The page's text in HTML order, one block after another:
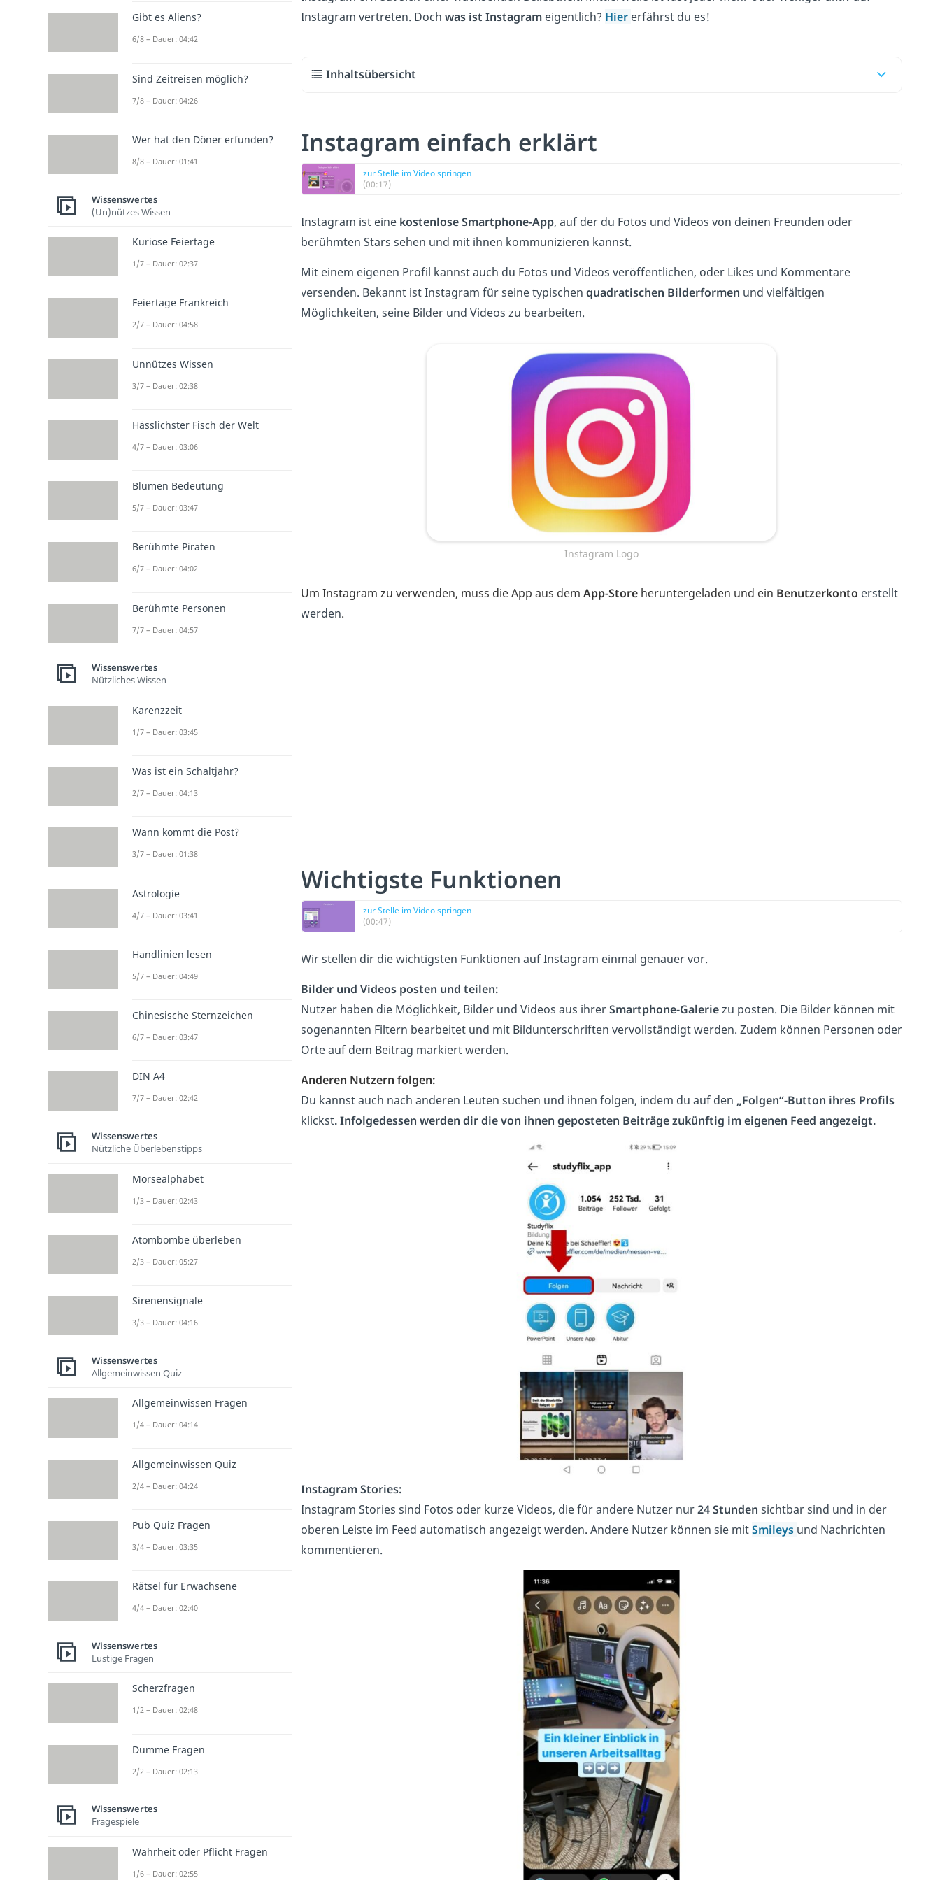
Instagram vertreten. Doch was ist Instagram eigentlich? Hier erfährst du es!
Inhaltsübersicht
Instagram einfach erklärt
zur Stelle im Video springen
(00:17)
Instagram ist eine kostenlose Smartphone-App, auf der du Fotos und Videos von deinen Freunden oder
berühmten Stars sehen und mit ihnen kommunizieren kannst.
Mit einem eigenen Profil kannst auch du Fotos und Videos veröffentlichen, oder Likes und Kommentare
versenden. Bekannt ist Instagram für seine typischen quadratischen Bilderformen und vielfältigen
Möglichkeiten, seine Bilder und Videos zu bearbeiten.
Instagram Logo
Um Instagram zu verwenden, muss die App aus dem App-Store heruntergeladen und ein Benutzerkonto erstellt
werden.
Wichtigste Funktionen
zur Stelle im Video springen
(00:47)
Wir stellen dir die wichtigsten Funktionen auf Instagram einmal genauer vor.
Bilder und Videos posten und teilen:
Nutzer haben die Möglichkeit, Bilder und Videos aus ihrerSmartphone-Galeriezu posten. Die Bilder können mit
sogenannten Filtern bearbeitet und mit Bildunterschriften vervollständigt werden. Zudem können Personen oder
Orte auf dem Beitrag markiert werden.
Anderen Nutzern folgen:
Du kannst auch nach anderen Leuten suchen und ihnen folgen, indem du auf den „Folgen“-Button ihres Profils
klickst. Infolgedessen werden dir die von ihnen geposteten Beiträge zukünftig im eigenen Feed angezeigt.
Instagram Stories:
Instagram Stories sind Fotos oder kurze Videos, die für andere Nutzer nur24 Stunden sichtbar sind und in der
oberen Leiste im Feed automatisch angezeigt werden. Andere Nutzer können sie mitSmileys und Nachrichten
kommentieren.
Gibt es Aliens?
6/8 – Dauer: 04:42
Sind Zeitreisen möglich?
7/8 – Dauer: 04:26
Wer hat den Döner erfunden?
8/8 – Dauer: 01:41
Wissenswertes
(Un)nützes Wissen
Kuriose Feiertage
1/7 – Dauer: 02:37
Feiertage Frankreich
2/7 – Dauer: 04:58
Unnützes Wissen
3/7 – Dauer: 02:38
Hässlichster Fisch der Welt
4/7 – Dauer: 03:06
Blumen Bedeutung
5/7 – Dauer: 03:47
Berühmte Piraten
6/7 – Dauer: 04:02
Berühmte Personen
7/7 – Dauer: 04:57
Wissenswertes
Nützliches Wissen
Karenzzeit
1/7 – Dauer: 03:45
Was ist ein Schaltjahr?
2/7 – Dauer: 04:13
Wann kommt die Post?
3/7 – Dauer: 01:38
Astrologie
4/7 – Dauer: 03:41
Handlinien lesen
5/7 – Dauer: 04:49
Chinesische Sternzeichen
6/7 – Dauer: 03:47
DIN A4
7/7 – Dauer: 02:42
Wissenswertes
Nützliche Überlebenstipps
Morsealphabet
1/3 – Dauer: 02:43
Atombombe überleben
2/3 – Dauer: 05:27
Sirenensignale
3/3 – Dauer: 04:16
Wissenswertes
Allgemeinwissen Quiz
Allgemeinwissen Fragen
1/4 – Dauer: 04:14
Allgemeinwissen Quiz
2/4 – Dauer: 04:24
Pub Quiz Fragen
3/4 – Dauer: 03:35
Rätsel für Erwachsene
4/4 – Dauer: 02:40
Wissenswertes
Lustige Fragen
Scherzfragen
1/2 – Dauer: 02:48
Dumme Fragen
2/2 – Dauer: 02:13
Wissenswertes
Fragespiele
Wahrheit oder Pflicht Fragen
1/6 – Dauer: 02:55